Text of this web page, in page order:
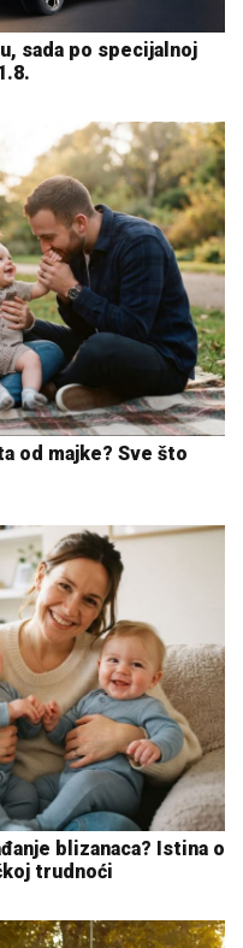
sada po specijalnoj
od majke? Sve što
blizanaca? Istina o
trudnoći